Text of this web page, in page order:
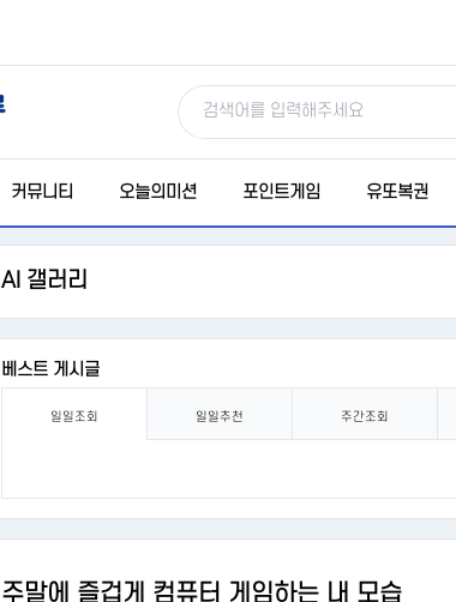
커뮤니티 오늘의미션 포인트게임 유또복권
AI 갤러리
베스트 게시글
일일조회 일일추천 주간조회
주말에 즐겁게 컴퓨터 게임하는 내 모습